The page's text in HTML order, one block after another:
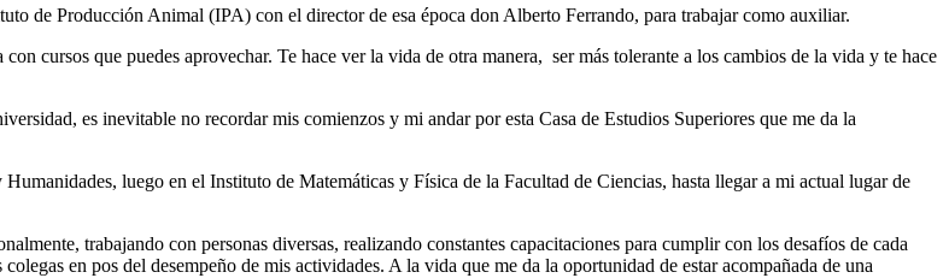
de Producción Animal (IPA) con el director de esa época don Alberto Ferrando, para trabajar como auxiliar.
cursos que puedes aprovechar. Te hace ver la vida de otra manera, ser más tolerante a los cambios de la vida y te hace
es inevitable no recordar mis comienzos y mi andar por esta Casa de Estudios Superiores que me da la
luego en el Instituto de Matemáticas y Física de la Facultad de Ciencias, hasta llegar a mi actual lugar de
trabajando con personas diversas, realizando constantes capacitaciones para cumplir con los desafíos de cada
en pos del desempeño de mis actividades. A la vida que me da la oportunidad de estar acompañada de una